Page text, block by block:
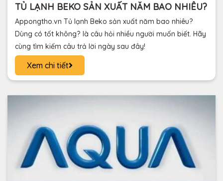
TỦ LẠNH BEKO SẢN XUẤT NĂM BAO NHIÊU?
Appongtho.vn Tủ lạnh Beko sản xuất năm bao nhiêu?
Dùng có tốt không? là câu hỏi nhiều người muốn biết. Hãy
cùng tìm kiếm câu trả lời ngày sau đây!
Xem chi tiết